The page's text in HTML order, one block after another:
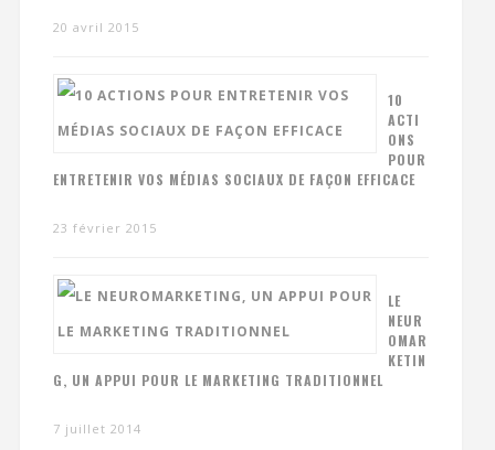
20 avril 2015
10
ACTI
ONS
POUR
ENTRETENIR VOS MÉDIAS SOCIAUX DE FAÇON EFFICACE
23 février 2015
LE
NEUR
OMAR
KETIN
G, UN APPUI POUR LE MARKETING TRADITIONNEL
7 juillet 2014